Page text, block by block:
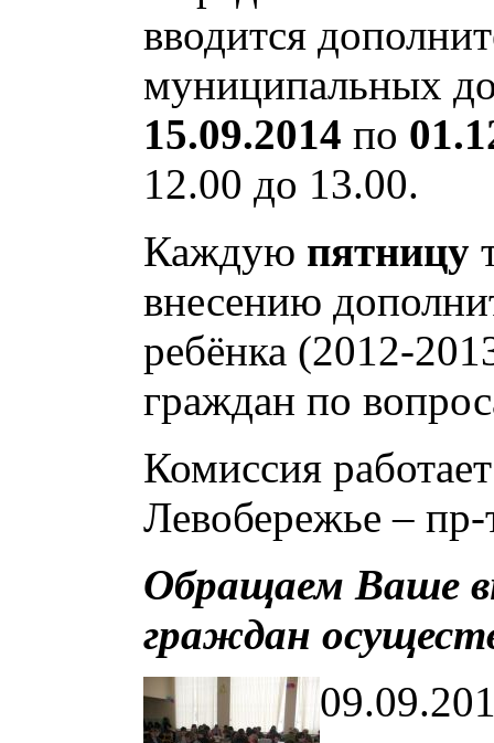
вводится
муниципальных
15.09.2014 по
12.00 до 13.00.
Каждую пятницу
внесению
ребёнка (2012-
граждан по
Комиссия
Левобережье –
Обращаем Ваше
граждан